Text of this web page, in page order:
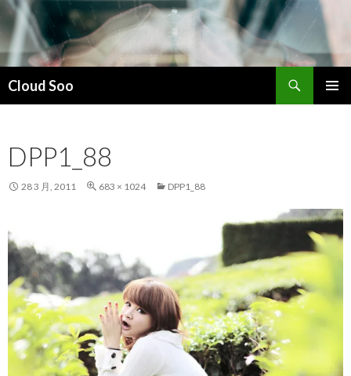
Cloud Soo
索
文
DPP1_88
28 3 月, 2011 683 × 1024 DPP1_88